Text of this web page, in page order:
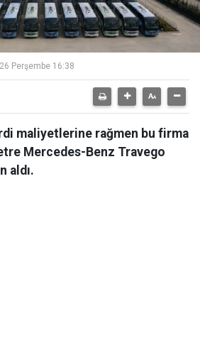
Perşembe 16:38
maliyetlerine rağmen bu firma
Mercedes-Benz Travego
aldı.